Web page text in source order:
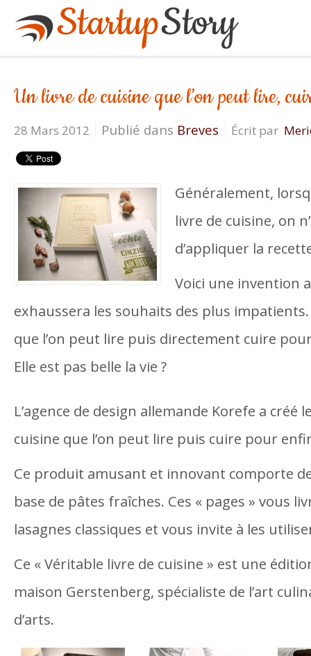
Un livre de cuisine que l’on peut lire,
28 Mars 2012 Publié dans Breves Écrit par
Généralement,
livre de cuisine, on
d’appliquer la
Voici une invention
exhaussera les souhaits des plus
que l’on peut lire puis directement cuire
Elle est pas belle la vie ?
L’agence de design allemande Korefe a créé
cuisine que l’on peut lire puis cuire pour
Ce produit amusant et innovant comporte
base de pâtes fraîches. Ces « pages » vous
lasagnes classiques et vous invite à les
Ce « Véritable livre de cuisine » est une
maison Gerstenberg, spécialiste de l’art
d’arts.